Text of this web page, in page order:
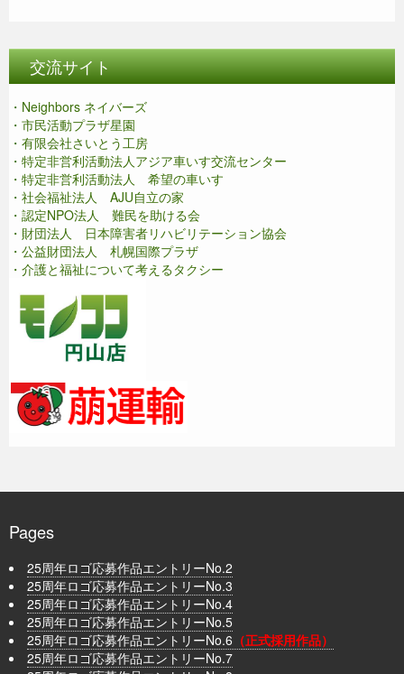
交流サイト
・Neighbors ネイバーズ
・市民活動プラザ星園
・有限会社さいとう工房
・特定非営利活動法人アジア車いす交流センター
・特定非営利活動法人 希望の車いす
・社会福祉法人 AJU自立の家
・認定NPO法人 難民を助ける会
・財団法人 日本障害者リハビリテーション協会
・公益財団法人 札幌国際プラザ
・介護と福祉について考えるタクシー
Pages
25周年ロゴ応募作品エントリーNo.2
25周年ロゴ応募作品エントリーNo.3
25周年ロゴ応募作品エントリーNo.4
25周年ロゴ応募作品エントリーNo.5
25周年ロゴ応募作品エントリーNo.6 （正式採用作品）
25周年ロゴ応募作品エントリーNo.7